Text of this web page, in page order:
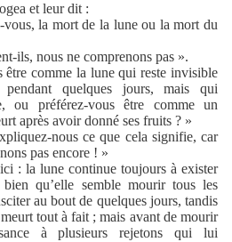
et leur dit :
vous, la mort de la lune ou la mort du
ils, nous ne comprenons pas ».
être comme la lune qui reste invisible
quelques jours, mais qui
ou préférez-vous être comme un
après avoir donné ses fruits ? »
nous ce que cela signifie, car
pas encore ! »
: la lune continue toujours à exister
bien qu’elle semble mourir tous les
au bout de quelques jours, tandis
tout à fait ; mais avant de mourir
à plusieurs rejetons qui lui